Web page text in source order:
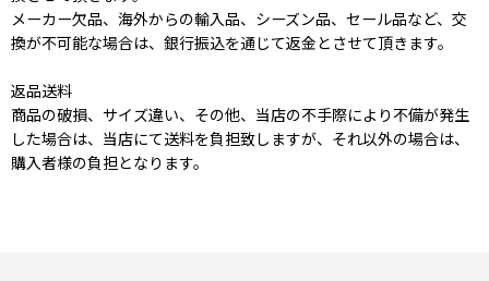
メーカー欠品、海外からの輸入品、シーズン品、セール品など、交
換が不可能な場合は、銀行振込を通じて返金とさせて頂きます。
返品送料
商品の破損、サイズ違い、その他、当店の不手際により不備が発生
した場合は、当店にて送料を負担致しますが、それ以外の場合は、
購入者様の負担となります。